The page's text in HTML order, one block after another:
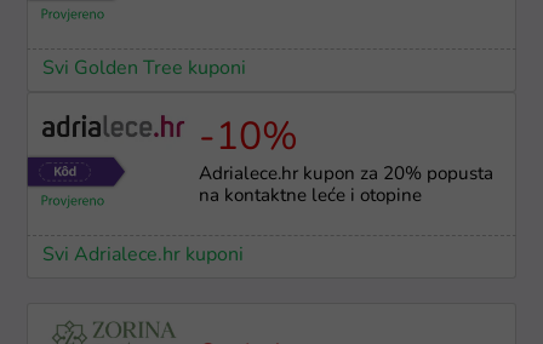
Svi Golden Tree kuponi
-10%
Adrialece.hr kupon za 20% popusta
na kontaktne leće i otopine
Svi Adrialece.hr kuponi